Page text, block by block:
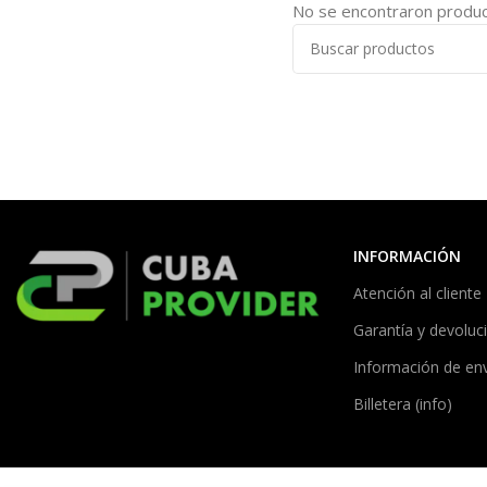
No se encontraron
INFORMACIÓN
Atención al cliente
Garantía y
Información de
Billetera (info)